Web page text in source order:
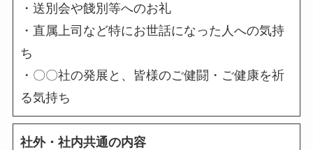
・送別会や餞別等へのお礼
・直属上司など特にお世話になった人への気持
ち
・〇〇社の発展と、皆様のご健闘・ご健康を祈
る気持ち
社外・社内共通の内容